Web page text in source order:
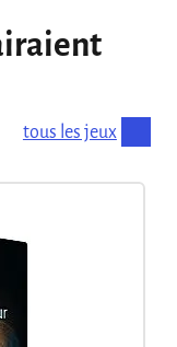
tous les jeux